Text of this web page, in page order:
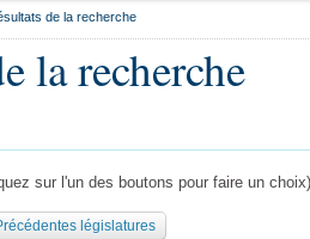
de la recherche
la recherche
sur l'un des boutons pour faire un choix)
législatures